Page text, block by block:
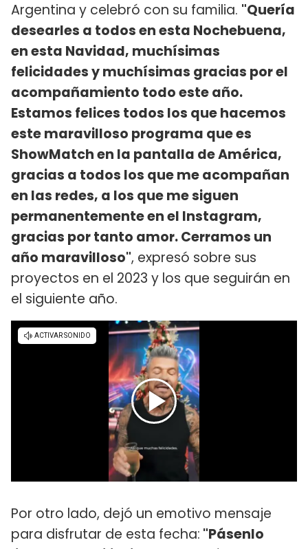
Argentina y celebró con su familia. "Quería
desearles a todos en esta Nochebuena,
en esta Navidad, muchísimas
felicidades y muchísimas gracias por el
acompañamiento todo este año.
Estamos felices todos los que hacemos
este maravilloso programa que es
ShowMatch en la pantalla de América,
gracias a todos los que me acompañan
en las redes, a los que me siguen
permanentemente en el Instagram,
gracias por tanto amor. Cerramos un
año maravilloso", expresó sobre sus
proyectos en el 2023 y los que seguirán en
el siguiente año.
Por otro lado, dejó un emotivo mensaje
para disfrutar de esta fecha: "Pásenlo